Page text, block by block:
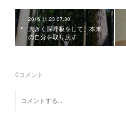
2016.11.23 07:30
大きく深呼吸をして、本来
の自分を取り戻す
0コメント